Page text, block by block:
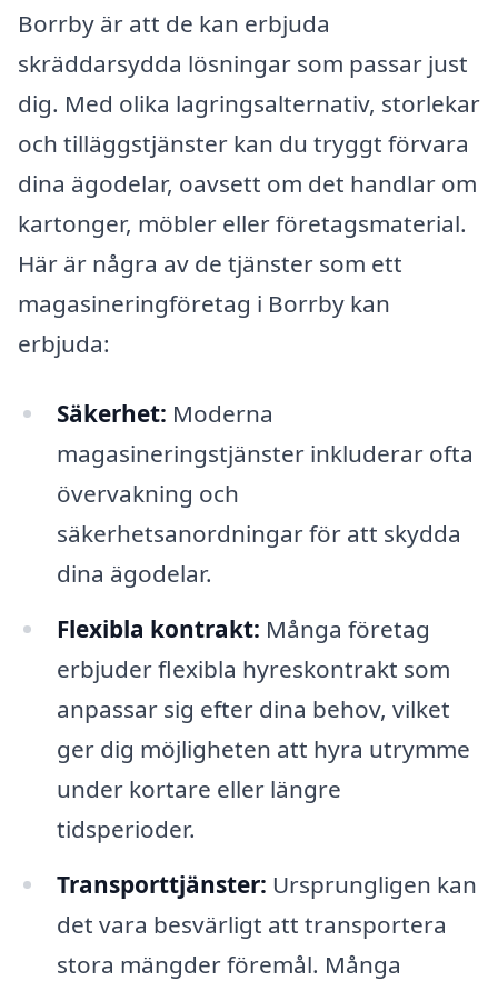
Borrby är att de kan erbjuda
skräddarsydda lösningar som passar just
dig. Med olika lagringsalternativ, storlekar
och tilläggstjänster kan du tryggt förvara
dina ägodelar, oavsett om det handlar om
kartonger, möbler eller företagsmaterial.
Här är några av de tjänster som ett
magasineringföretag i Borrby kan
erbjuda:
Säkerhet: Moderna
magasineringstjänster inkluderar ofta
övervakning och
säkerhetsanordningar för att skydda
dina ägodelar.
Flexibla kontrakt: Många företag
erbjuder flexibla hyreskontrakt som
anpassar sig efter dina behov, vilket
ger dig möjligheten att hyra utrymme
under kortare eller längre
tidsperioder.
Transporttjänster: Ursprungligen kan
det vara besvärligt att transportera
stora mängder föremål. Många